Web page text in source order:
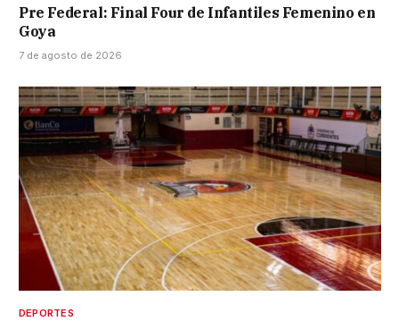
Pre Federal: Final Four de Infantiles Femenino en
Goya
7 de agosto de 2026
DEPORTES